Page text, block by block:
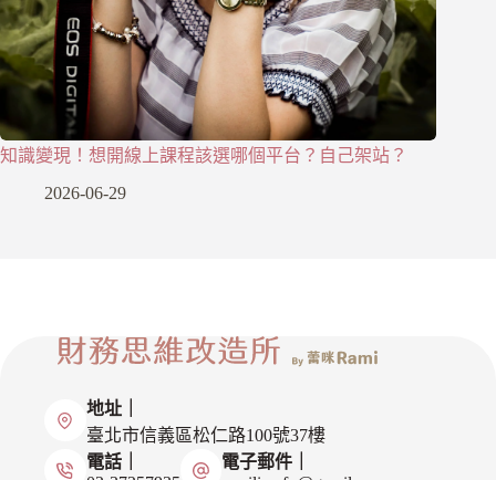
知識變現！想開線上課程該選哪個平台？自己架站？
2026-06-29
地址｜
臺北市信義區松仁路100號37樓
電話｜
電子郵件｜